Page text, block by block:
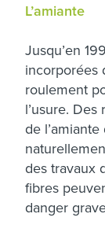
L’amiante
Jusqu’en
incorporées
roulement
l’usure.
de
des travaux
fibres
danger